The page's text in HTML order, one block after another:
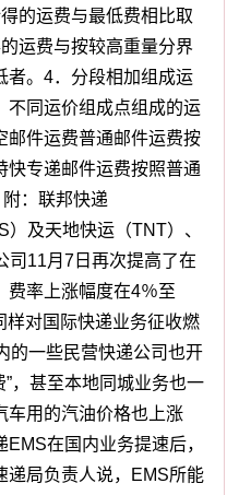
的运费与最低费相比取
运费与按较高重量分界
者。4．分段相加组成运
不同运价组成点组成的运
邮件运费普通邮件运费按
快专递邮件运费按照普通
：联邦快递
）及天地快运（TNT）、
司11月7日再次提高了在
费率上涨幅度在4％至
样对国际快递业务征收燃
的一些民营快递公司也开
，甚至本地同城业务也一
车用的汽油价格也上涨
在国内业务提速后，
递局负责人说，EMS所能